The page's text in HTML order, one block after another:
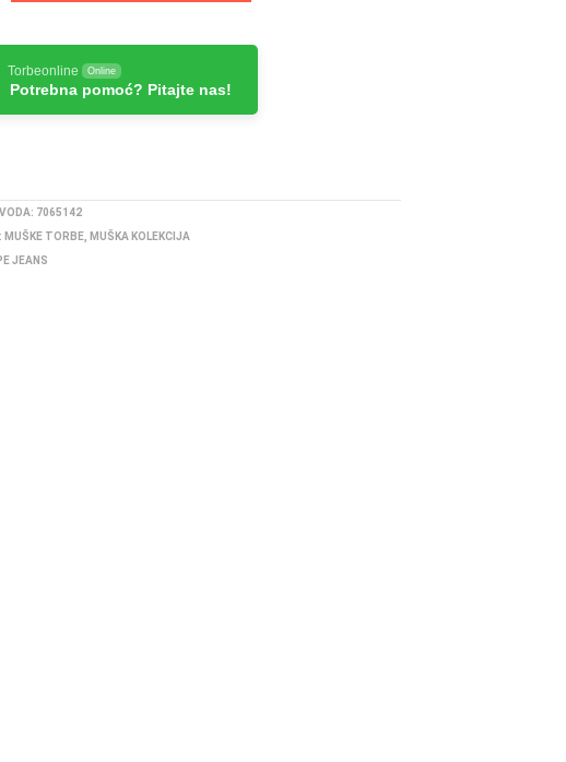
Torbeonline Online
Potrebna pomoć? Pitajte nas!
7065142
MUŠKE TORBE
MUŠKA KOLEKCIJA
JEANS